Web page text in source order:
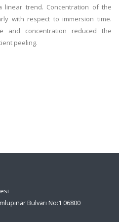
linear trend. Concentration of the
with respect to immersion time.
and concentration reduced the
peeling.
Bulvarı No:1 06800